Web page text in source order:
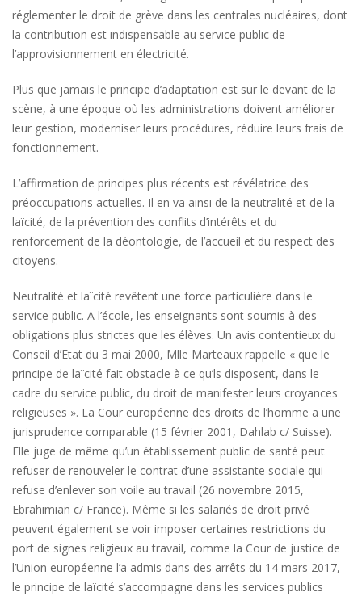
réglementer le droit de grève dans les centrales nucléaires, dont
la contribution est indispensable au service public de
l’approvisionnement en électricité.
Plus que jamais le principe d’adaptation est sur le devant de la
scène, à une époque où les administrations doivent améliorer
leur gestion, moderniser leurs procédures, réduire leurs frais de
fonctionnement.
L’affirmation de principes plus récents est révélatrice des
préoccupations actuelles. Il en va ainsi de la neutralité et de la
laïcité, de la prévention des conflits d’intérêts et du
renforcement de la déontologie, de l’accueil et du respect des
citoyens.
Neutralité et laïcité revêtent une force particulière dans le
service public. A l’école, les enseignants sont soumis à des
obligations plus strictes que les élèves. Un avis contentieux du
Conseil d’Etat du 3 mai 2000, Mlle Marteaux rappelle « que le
principe de laïcité fait obstacle à ce qu’ls disposent, dans le
cadre du service public, du droit de manifester leurs croyances
religieuses ». La Cour européenne des droits de l’homme a une
jurisprudence comparable (15 février 2001, Dahlab c/ Suisse).
Elle juge de même qu’un établissement public de santé peut
refuser de renouveler le contrat d’une assistante sociale qui
refuse d’enlever son voile au travail (26 novembre 2015,
Ebrahimian c/ France). Même si les salariés de droit privé
peuvent également se voir imposer certaines restrictions du
port de signes religieux au travail, comme la Cour de justice de
l’Union européenne l’a admis dans des arrêts du 14 mars 2017,
le principe de laïcité s’accompagne dans les services publics